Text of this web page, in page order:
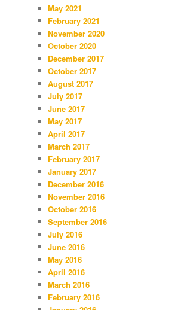
May 2021
February 2021
November 2020
October 2020
December 2017
October 2017
August 2017
July 2017
June 2017
May 2017
April 2017
March 2017
February 2017
January 2017
December 2016
November 2016
October 2016
September 2016
July 2016
June 2016
May 2016
April 2016
March 2016
February 2016